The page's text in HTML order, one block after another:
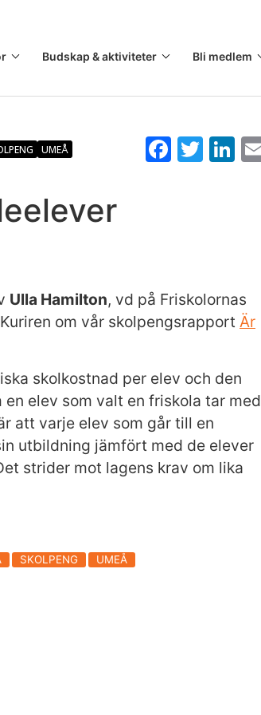
Budskap & aktiviteter Bli medlem
UMEÅ
F
o
k
T Li
Ulla Hamilton, vd på Friskolornas
om vår skolpengsrapport Är
skolkostnad per elev och den
elev som valt en friskola tar med
att varje elev som går till en
utbildning jämfört med de elever
strider mot lagens krav om lika
SKOLPENG UMEÅ